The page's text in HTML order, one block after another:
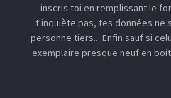
inscris toi en remplissant le
t'inquiète pas, tes données ne
personne tiers... Enfin sauf si
exemplaire presque neuf en